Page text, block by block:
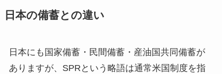
日本の備蓄との違い
日本にも国家備蓄・民間備蓄・産油国共同備蓄が
ありますが、SPRという略語は通常米国制度を指